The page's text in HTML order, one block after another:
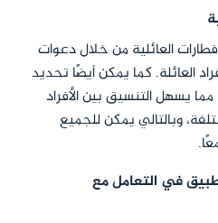
العائلية من خلال دعوات
العائلة. كما يمكن أيضًا تحديد
يسهل التنسيق بين الأفراد
وبالتالي يمكن للجميع
في التعامل مع